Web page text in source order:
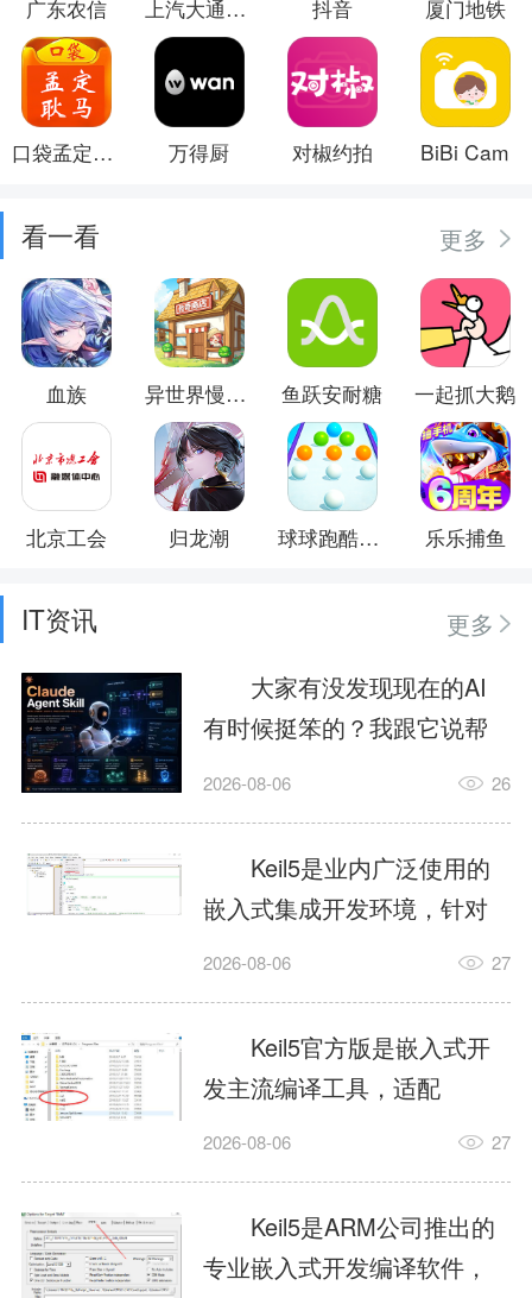
广东农信 上汽大通MAXUS 抖音 厦门地铁
口袋孟定耿马 万得厨 对椒约拍 BiBi Cam
看一看 更多
血族 异世界慢生活 鱼跃安耐糖 一起抓大鹅
北京工会 归龙潮 球球跑酷挑战赛 乐乐捕鱼
IT资讯
更多
大家有没发现现在的AI
有时候挺笨的？我跟它说帮
我订个明天早上的闹钟，它
这样？因为AI，就是个只会
耍嘴皮子的书呆子。它脑子
里有海量知识，但没有真正
激发出来实力。而
AgentSkill，就是给AI大脑装
上的一双机械手，它真的能
解决很多问题。1什么是
AgentSkillSkill指...
2026-08-06 26
Keil5是业内广泛使用的
嵌入式集成开发环境，针对
ARM、51内核单片机提供编
力，代码编译稳定，调试工
具成熟，大量开源项目基于
该平台开发。新项目需要单
独下载对应芯片支持包，新
手配置难度较高，正版商业
授权费用不菲，未授权版本
存在程序容量限制，适合硬
2026-08-06 27
Keil5官方版是嵌入式开
发主流编译工具，适配
STM32、51单片机等多款芯
在线调试、代码仿真，兼容
众多厂商芯片安装包。软件
需要手动添加器件库，初次
2026-08-06 27
Keil5是ARM公司推出的
专业嵌入式开发编译软件，